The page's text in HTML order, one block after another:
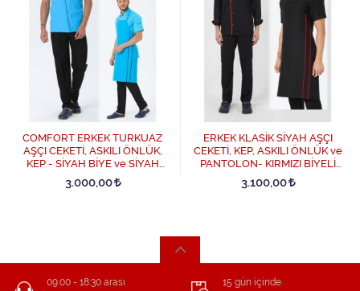
COMFORT ERKEK TURKUAZ
AŞÇI CEKETİ, ASKILI ÖNLÜK,
KEP - SİYAH BİYE ve SİYAH
AŞÇI PANTOLON DÖRTLÜ
SET - Turkuaz
3.000,00
ERKEK KLASİK SİYAH AŞÇI
CEKETİ, KEP, ASKILI ÖNLÜK ve
PANTOLON- KIRMIZI BİYELİ
DÖRTLÜ AŞÇI SET - Siyah
3.100,00
09:00 - 18:30 arası 15 gün içinde